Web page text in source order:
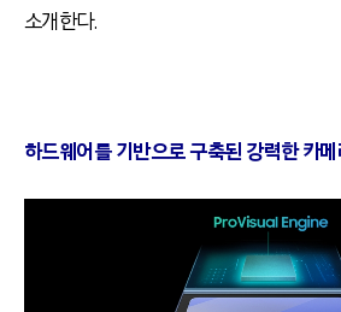
소개한다.
하드웨어를 기반으로 구축된 강력한 카